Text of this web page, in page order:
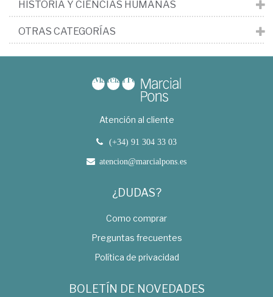
HISTORIA Y CIENCIAS HUMANAS
OTRAS CATEGORÍAS
Atención al cliente
(+34) 91 304 33 03
atencion@marcialpons.es
¿DUDAS?
Como comprar
Preguntas frecuentes
Política de privacidad
BOLETÍN DE NOVEDADES